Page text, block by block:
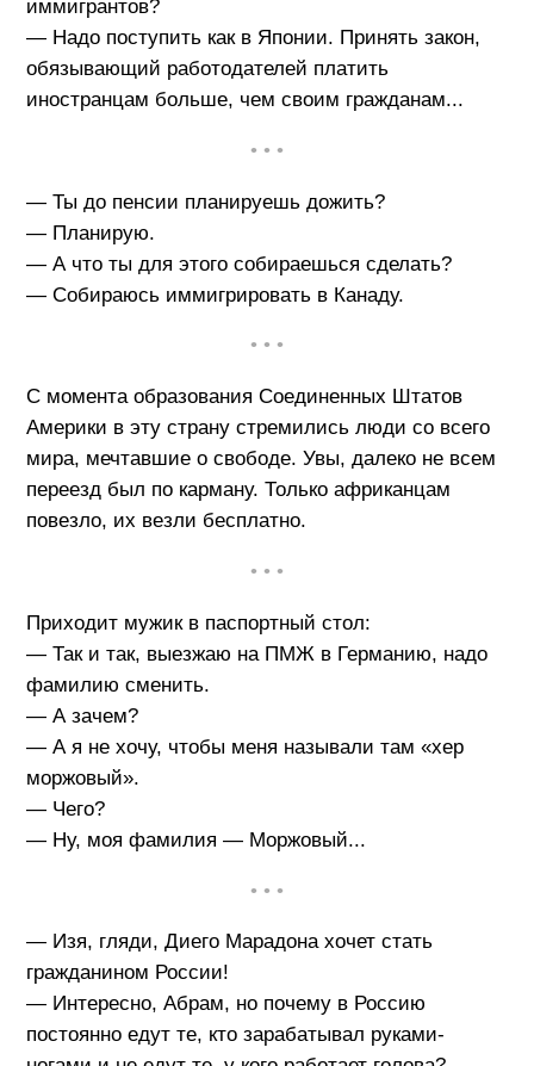
иммигрантов?
— Надо поступить как в Японии. Принять закон,
обязывающий работодателей платить
иностранцам больше, чем своим гражданам...
• • •
— Ты до пенсии планируешь дожить?
— Планирую.
— А что ты для этого собираешься сделать?
— Собираюсь иммигрировать в Канаду.
• • •
С момента образования Соединенных Штатов
Америки в эту страну стремились люди со всего
мира, мечтавшие о свободе. Увы, далеко не всем
переезд был по карману. Только африканцам
повезло, их везли бесплатно.
• • •
Приходит мужик в паспортный стол:
— Так и так, выезжаю на ПМЖ в Германию, надо
фамилию сменить.
— А зачем?
— А я не хочу, чтобы меня называли там «хер
моржовый».
— Чего?
— Ну, моя фамилия — Моржовый...
• • •
— Изя, гляди, Диего Марадона хочет стать
гражданином России!
— Интересно, Абрам, но почему в Россию
постоянно едут те, кто зарабатывал руками-